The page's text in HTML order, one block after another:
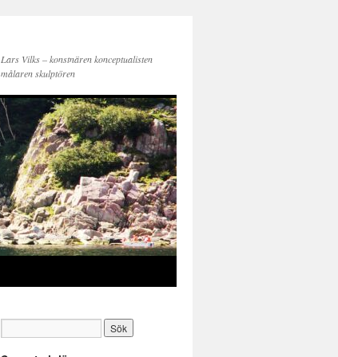
Lars Vilks – konstnären konceptualisten
målaren skulptören